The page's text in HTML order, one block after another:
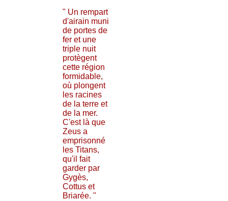
" Un rempart
d'airain muni
de portes de
fer et une
triple nuit
protègent
cette région
formidable,
où plongent
les racines
de la terre et
de la mer.
C'est là que
Zeus a
emprisonné
les Titans,
qu'il fait
garder par
Gygès,
Cottus et
Briarée. "